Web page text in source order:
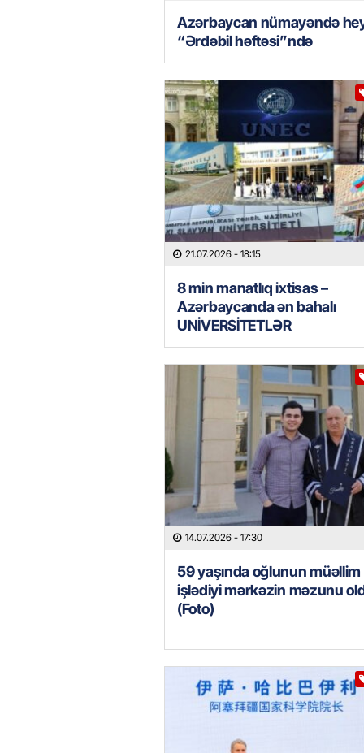
Azərbaycan nümayəndə
“Ərdəbil həftəsi”ndə
21.07.2026 - 18:15
8 min manatlıq ixtisas –
Azərbaycanda ən bahalı
UNİVERSİTETLƏR
14.07.2026 - 17:30
59 yaşında oğlunun müəllim
işlədiyi mərkəzin məzunu
(Foto)